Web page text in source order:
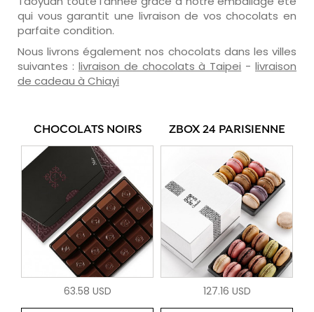
qui vous garantit une livraison de vos chocolats en
parfaite condition.
Nous livrons également nos chocolats dans les villes
suivantes : livraison de chocolats à Taipei - livraison
de cadeau à Chiayi
CHOCOLATS NOIRS
63.58 USD
ZBOX 24 PARISIENNE
127.16 USD